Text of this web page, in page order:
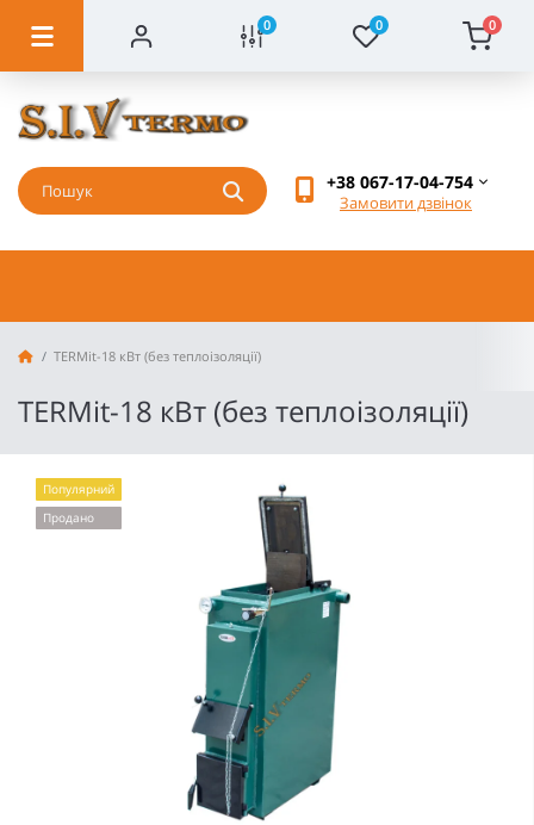
0 0 0
+38 067-17-04-754
Замовити дзвінок
TERMit-18 кВт (без теплоізоляції)
TERMit-18 кВт (без теплоізоляції)
Популярний
Продано